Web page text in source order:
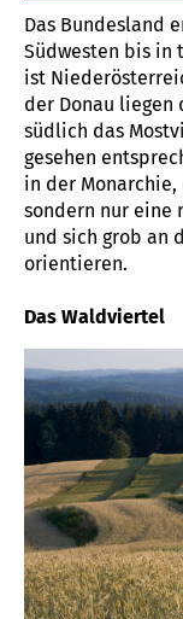
Das Bundesland
Südwesten bis in
ist
der Donau
südlich das
gesehen
in der
sondern nur eine
und sich grob an
orientieren.
Das Waldviertel